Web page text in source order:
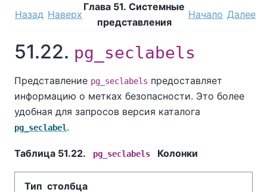
Назад Наверх
Глава 51. Системные
представления
Начало Далее
51.22. pg_seclabels
Представление pg_seclabels предоставляет
информацию о метках безопасности. Это более
удобная для запросов версия каталога
pg_seclabel.
Таблица 51.22. pg_seclabels Колонки
Тип столбца